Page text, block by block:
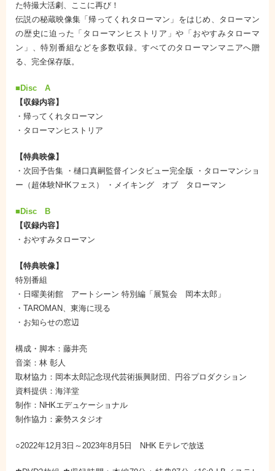
た特撮大活劇、ここに再び！
伝説の秘蔵映像集「帰ってくれタローマン」をはじめ、タローマン
の歴史に迫った「タローマンヒストリア」や「おやすみタローマ
ン」、特別番組などを多数収録。すべてのタローマンマニアへ贈
る、完全保存版。
■Disc A
【収録内容】
・帰ってくれタローマン
・タローマンヒストリア
【特典映像】
・次回予告集 ・樋口真嗣監督インタビュー完全版 ・タローマンショ
ー（超体験NHKフェス） ・メイキング オブ タローマン
■Disc B
【収録内容】
・おやすみタローマン
【特典映像】
特別番組
・日曜美術館 アートシーン 特別編「展覧会 岡本太郎」
・TAROMAN、東海に現る
・お知らせの窓辺
構成・脚本：藤井亮
音楽：林 彰人
取材協力：岡本太郎記念現代芸術振興財団、円谷プロダクション
資料提供：海洋堂
制作：NHKエデュケーショナル
制作協力：豪勢スタジオ
○2022年12月3日～2023年8月5日 NHK Eテレで放送